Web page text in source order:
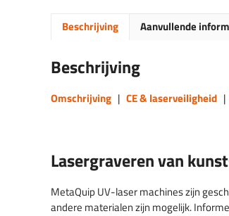
Beschrijving Aanvullende
Beschrijving
Omschrijving | CE & laserveiligheid |
Lasergraveren van
MetaQuip UV-laser machines zijn
andere materialen zijn mogelijk.